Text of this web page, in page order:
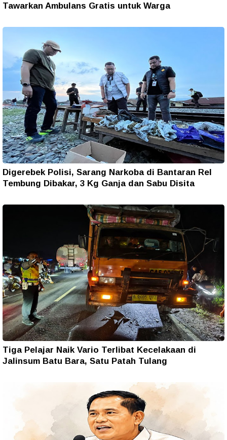
Tawarkan Ambulans Gratis untuk Warga
Digerebek Polisi, Sarang Narkoba di Bantaran Rel
Tembung Dibakar, 3 Kg Ganja dan Sabu Disita
Tiga Pelajar Naik Vario Terlibat Kecelakaan di
Jalinsum Batu Bara, Satu Patah Tulang